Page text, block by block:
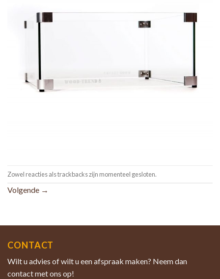
Zowel reacties als trackbacks zijn momenteel gesloten.
Volgende →
CONTACT
Wilt u advies of wilt u een afspraak maken? Neem dan
contact met ons op!